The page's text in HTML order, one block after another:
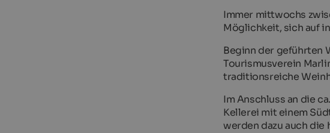
Immer mittwochs
Möglichkeit, sich auf
Beginn der geführten
Tourismusverein
traditionsreiche
Im Anschluss an die
Kellerei mit einem
werden dazu auch